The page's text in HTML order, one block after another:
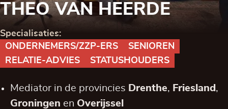
THEO VAN HEERDE
Specialisaties:
​ONDERNEMERS/ZZP-ERS
SENIOREN
RELATIE-ADVIES
STATUSHOUDERS
Mediator in de provincies Drenthe, Friesland ,
Groningen en Overijssel